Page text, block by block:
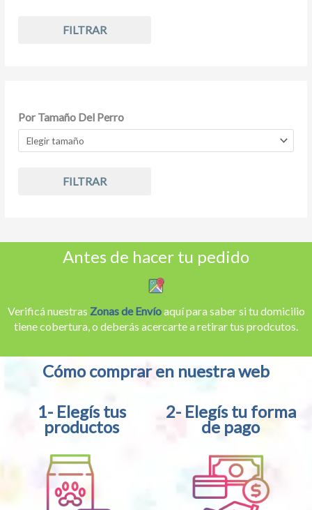
FILTRAR
Por Tamaño Del Perro
FILTRAR
Antes de hacer tu pedido
Verificá nuestras Zonas de Envíoaquí para saber si tu domicilio
tiene cobertura, o deberás acercarte a retirar tus prodcutos.
Cómo comprar en nuestra web
1- Elegís tus
productos
2- Elegís tu forma
de pago